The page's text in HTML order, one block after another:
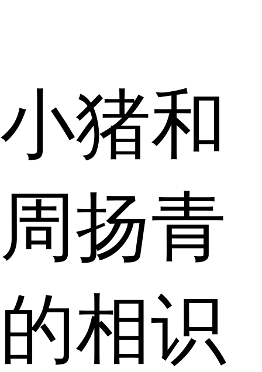
小猪和
周扬青
的相识